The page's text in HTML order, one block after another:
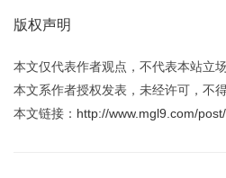
版权声明
本文仅代表作者观点，不代表本站立场
本文系作者授权发表，未经许可，不得
本文链接： http://www.mgl9.com/